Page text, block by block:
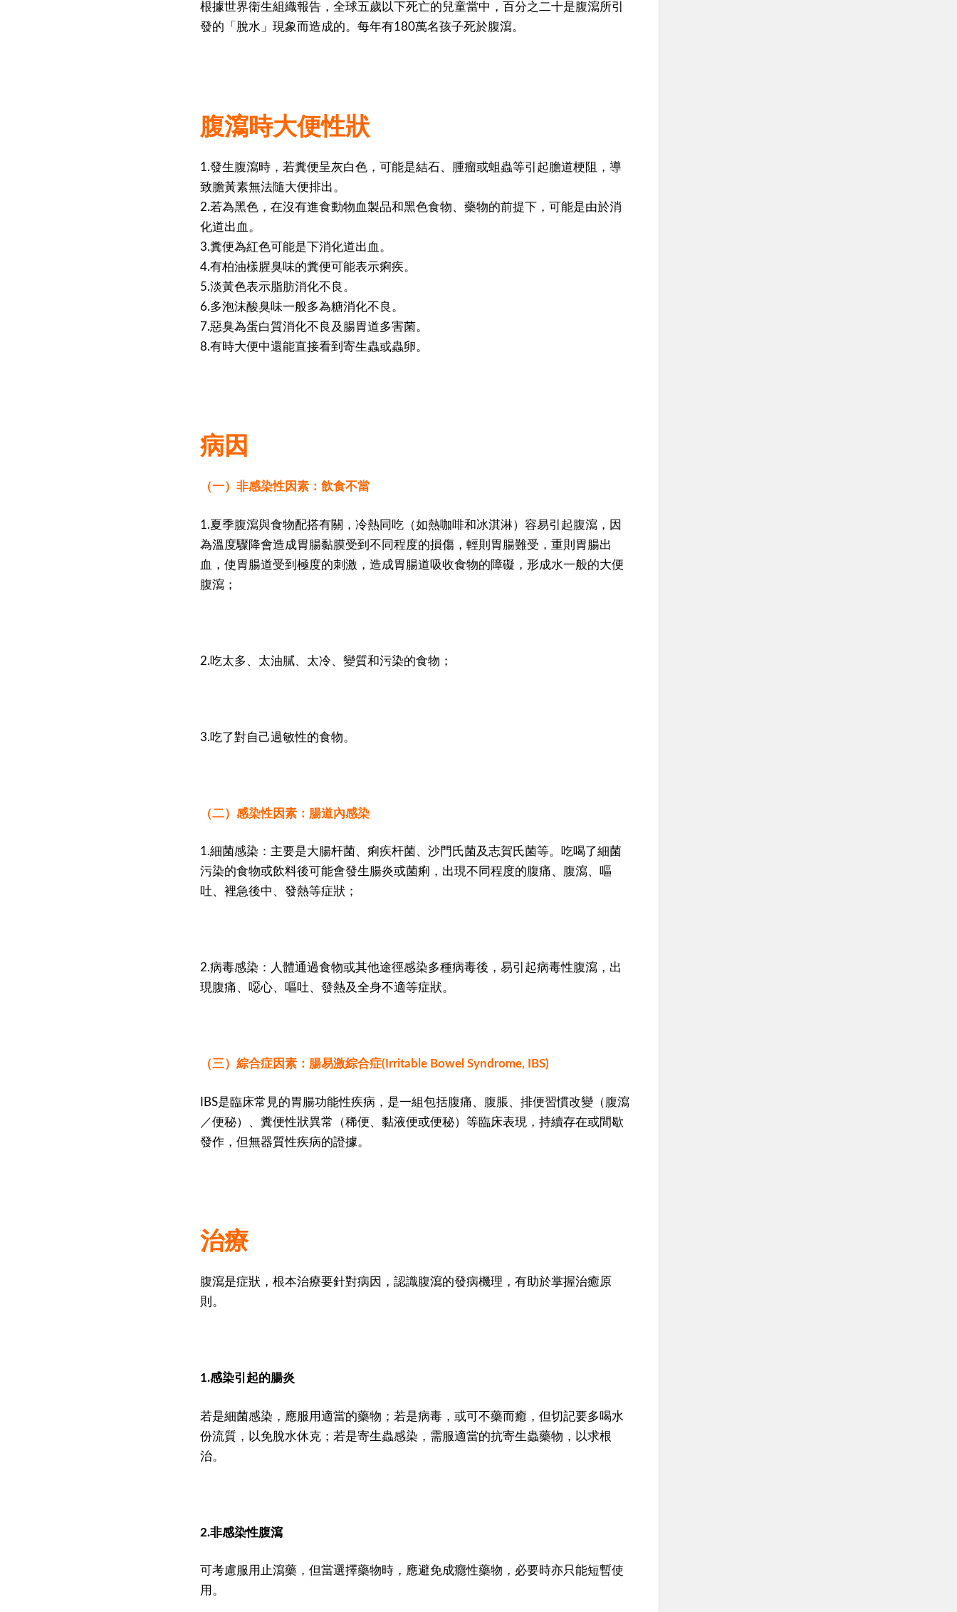
根據世界衛生組織報告，全球五歲以下死亡的兒童當中，百分之二十是腹瀉所引
發的「脫水」現象而造成的。每年有180萬名孩子死於腹瀉。
腹瀉時大便性狀
1.發生腹瀉時，若糞便呈灰白色，可能是結石、腫瘤或蛆蟲等引起膽道梗阻，導
致膽黃素無法隨大便排出。
2.若為黑色，在沒有進食動物血製品和黑色食物、藥物的前提下，可能是由於消
化道出血。
3.糞便為紅色可能是下消化道出血。
4.有柏油樣腥臭味的糞便可能表示痢疾。
5.淡黃色表示脂肪消化不良。
6.多泡沫酸臭味一般多為糖消化不良。
7.惡臭為蛋白質消化不良及腸胃道多害菌。
8.有時大便中還能直接看到寄生蟲或蟲卵。
病因
（一）非感染性因素：飲食不當
1.夏季腹瀉與食物配搭有關，冷熱同吃（如熱咖啡和冰淇淋）容易引起腹瀉，因
為溫度驟降會造成胃腸黏膜受到不同程度的損傷，輕則胃腸難受，重則胃腸出
血，使胃腸道受到極度的刺激，造成胃腸道吸收食物的障礙，形成水一般的大便
腹瀉；
2.吃太多、太油膩、太冷、變質和污染的食物；
3.吃了對自己過敏性的食物。
（二）感染性因素：腸道內感染
1.細菌感染：主要是大腸杆菌、痢疾杆菌、沙門氏菌及志賀氏菌等。吃喝了細菌
污染的食物或飲料後可能會發生腸炎或菌痢，出現不同程度的腹痛、腹瀉、嘔
吐、裡急後中、發熱等症狀；
2.病毒感染：人體通過食物或其他途徑感染多種病毒後，易引起病毒性腹瀉，出
現腹痛、噁心、嘔吐、發熱及全身不適等症狀。
（三）綜合症因素：腸易激綜合症(Irritable Bowel Syndrome, IBS)
IBS是臨床常見的胃腸功能性疾病，是一組包括腹痛、腹脹、排便習慣改變（腹瀉
／便秘）、糞便性狀異常（稀便、黏液便或便秘）等臨床表現，持續存在或間歇
發作，但無器質性疾病的證據。
治療
腹瀉是症狀，根本治療要針對病因，認識腹瀉的發病機理，有助於掌握治癒原
則。
1.感染引起的腸炎
若是細菌感染，應服用適當的藥物；若是病毒，或可不藥而癒，但切記要多喝水
份流質，以免脫水休克；若是寄生蟲感染，需服適當的抗寄生蟲藥物，以求根
治。
2.非感染性腹瀉
可考慮服用止瀉藥，但當選擇藥物時，應避免成癮性藥物，必要時亦只能短暫使
用。